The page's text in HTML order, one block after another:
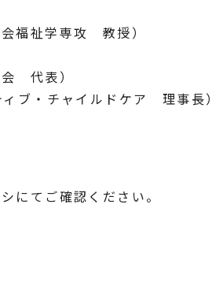
福祉学専攻 教授）
代表）
ブ・チャイルドケア 理事長）
にてご確認ください。